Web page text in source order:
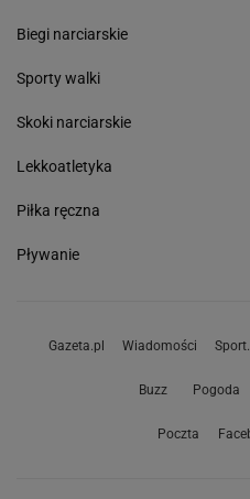
Biegi narciarskie
Sporty walki
Skoki narciarskie
Lekkoatletyka
Piłka ręczna
Pływanie
Gazeta.pl Wiadomości
Buzz Pogoda
Poczta